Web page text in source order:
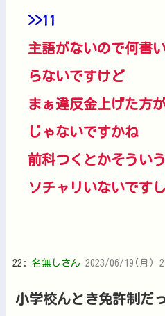
>>11
主語がないので何書
らないですけど
まぁ違反金上げた方
じゃないですかね
前科つくとかそうい
ソチャリいないですし
22: 名無しさん 2023/06/19(月)
小学校んとき免許制だ